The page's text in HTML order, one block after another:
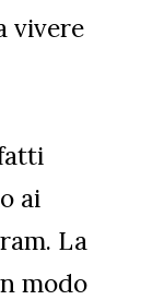
vivere
ai
La
modo